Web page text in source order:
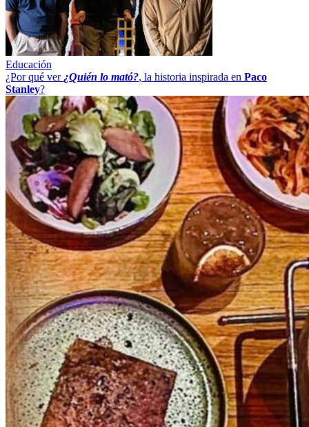
Educación
¿Por qué ver ¿Quién lo mató?, la historia inspirada en Paco
Stanley?